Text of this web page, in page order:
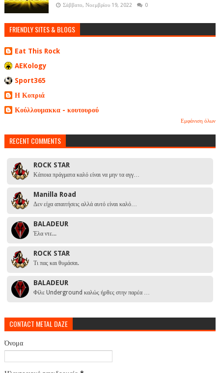
Σάββατο, Νοεμβρίου 19, 2022 0
FRIENDLY SITES & BLOGS
Eat This Rock
AEKology
Sport365
Η Κοπριά
Κούλλουμακκα - κουτουρού
Εμφάνιση όλων
RECENT COMMENTS
ROCK STAR
Κάποια πράγματα καλό είναι να μην τα αγγ…
Manilla Road
Δεν είχα απαιτήσεις αλλά αυτό είναι καλό…
BALADEUR
Έλα ντε...
ROCK STAR
Τι πας και θυμάσαι.
BALADEUR
Φίλε Underground καλώς ήρθες στην παρέα …
CONTACT METAL DAZE
Όνομα